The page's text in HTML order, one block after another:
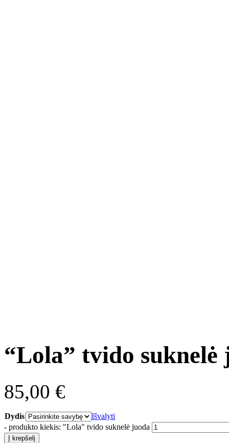
“Lola” tvido suknelė
85,00 €
Dydis
Išvalyti
- produkto kiekis: "Lola" tvido suknelė juoda
Į krepšelį